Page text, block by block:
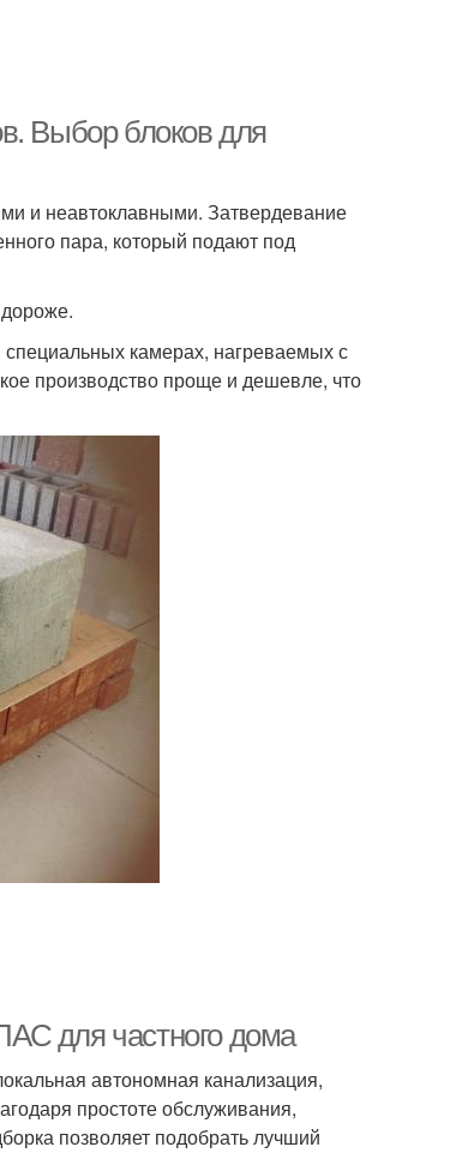
Выбор блоков для
и неавтоклавными. Затвердевание
пара, который подают под
специальных камерах, нагреваемых с
производство проще и дешевле, что
для частного дома
автономная канализация,
простоте обслуживания,
позволяет подобрать лучший